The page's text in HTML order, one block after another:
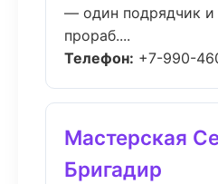
— один подрядчик и
прораб....
Телефон: +7-990-
Мастерская
Бригадир